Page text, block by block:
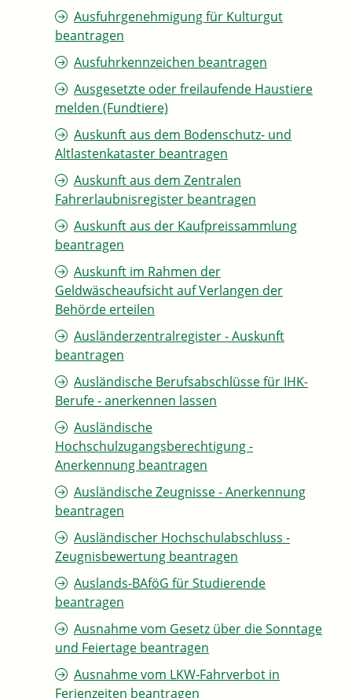
Ausfuhrgenehmigung für Kulturgut
beantragen
Ausfuhrkennzeichen beantragen
Ausgesetzte oder freilaufende Haustiere
melden (Fundtiere)
Auskunft aus dem Bodenschutz- und
Altlastenkataster beantragen
Auskunft aus dem Zentralen
Fahrerlaubnisregister beantragen
Auskunft aus der Kaufpreissammlung
beantragen
Auskunft im Rahmen der
Geldwäscheaufsicht auf Verlangen der
Behörde erteilen
Ausländerzentralregister - Auskunft
beantragen
Ausländische Berufsabschlüsse für IHK-
Berufe - anerkennen lassen
Ausländische
Hochschulzugangsberechtigung -
Anerkennung beantragen
Ausländische Zeugnisse - Anerkennung
beantragen
Ausländischer Hochschulabschluss -
Zeugnisbewertung beantragen
Auslands-BAföG für Studierende
beantragen
Ausnahme vom Gesetz über die Sonntage
und Feiertage beantragen
Ausnahme vom LKW-Fahrverbot in
Ferienzeiten beantragen